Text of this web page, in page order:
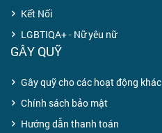
Kết Nối
LGBTIQA+ - Nữ yêu nữ
GÂY QUỸ
Gây quỹ cho các hoạt động khác
Chính sách bảo mật
Hướng dẫn thanh toán